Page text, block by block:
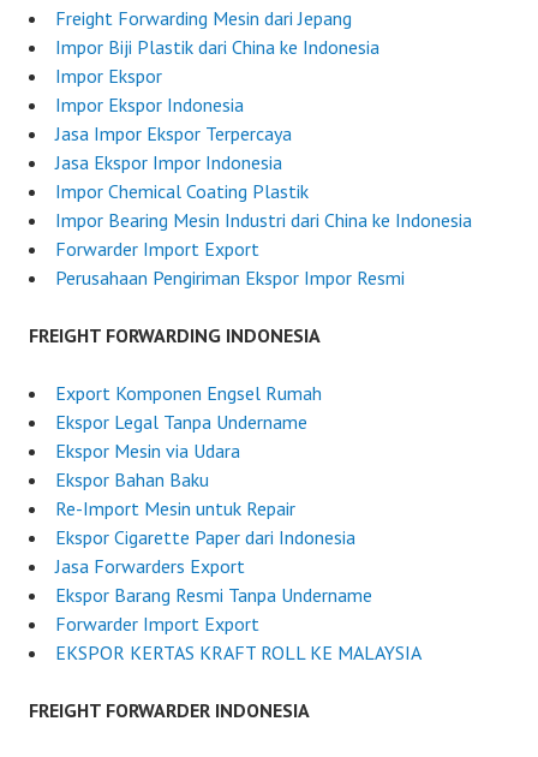
3
0
w
a
n
o
Freight Forwarding Mesin dari Jepang
Impor Biji Plastik dari China ke Indonesia
Impor Ekspor
Impor Ekspor Indonesia
Jasa Impor Ekspor Terpercaya
Jasa Ekspor Impor Indonesia
Impor Chemical Coating Plastik
Impor Bearing Mesin Industri dari China ke Indonesia
Forwarder Import Export
Perusahaan Pengiriman Ekspor Impor Resmi
FREIGHT FORWARDING INDONESIA
Export Komponen Engsel Rumah
Ekspor Legal Tanpa Undername
Ekspor Mesin via Udara
Ekspor Bahan Baku
Re-Import Mesin untuk Repair
Ekspor Cigarette Paper dari Indonesia
Jasa Forwarders Export
Ekspor Barang Resmi Tanpa Undername
Forwarder Import Export
EKSPOR KERTAS KRAFT ROLL KE MALAYSIA
FREIGHT FORWARDER INDONESIA